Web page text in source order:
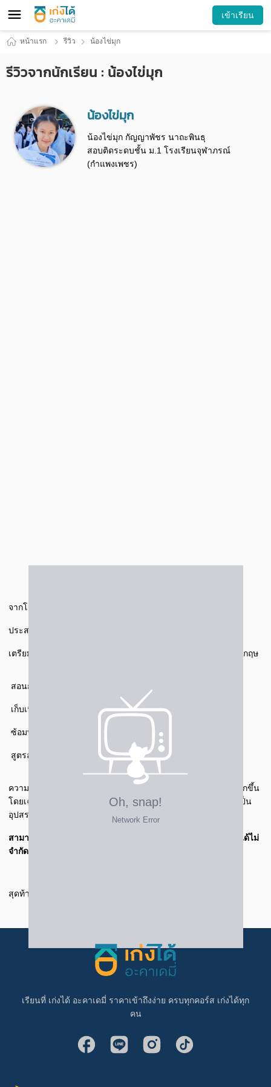
เข้าเรียน
หน้าแรก รีวิว น้องไข่มุก
รีวิวจากนักเรียน : น้องไข่มุก
น้องไข่มุก
น้องไข่มุก กัญญาพัชร นาถะพินธุ
สอบติดระดบชั้น ม.1 โรงเรียนจุฬาภรณ์
(กำแพงเพชร)
จากโรงเรียนขยายโอกาส สู่เกรด 4.00 ที่จุฬาภรณ์ฯ
ประสบการณ์จริงจาก
เตรียมตัวสอบเข้า ม.1 จุฬาภรณ์ ติวเข้ม 3 วิชาหลัก วิทย์-คณิต-อังกฤษ
สอนกระชับ เข้าใจง่าย
เก็บเนื้อหาล่วงหน้า
ซ้อมทำข้อสอบก่อนใคร
สูตรลัด+เทคนิคช่วยจำ
ความท้าทายที่แท้จริง คือ หลังสอบติดแล้ว เพราะเนื้อหามีความยากขึ้น
โดยเฉพาะวิชาคณิตศาสตร์ ที่เรียนล่วงหน้าไปถึง ม.4 แต่ก็ไม่ได้เป็น
อุปสรรคในการเรียน เพราะ คอร์สเรียนของ เก่งได้ อะคาเดมี่
สามารถเรียนล่วงหน้าได้ และกลับมาทบทววนได้ตลอด ย้อนดูซ้ำได้ไม่
จำกัด
สุดท้ายนี้
เรียนที่ เก่งได้ อะคาเดมี่ ราคาเข้าถึงง่าย ครบทุกคอร์ส เก่งได้ทุก
คน